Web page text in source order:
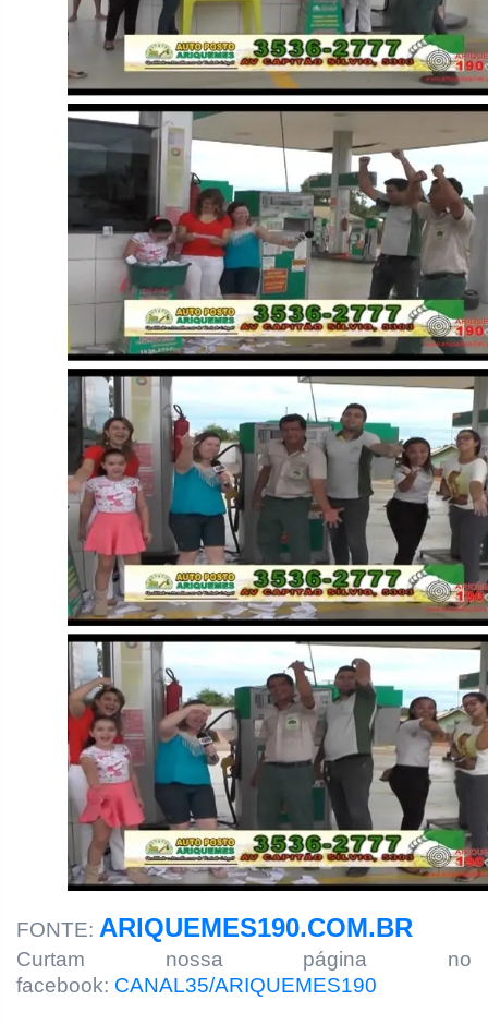
FONTE: ARIQUEMES190.COM.BR
Curtam nossa página no
facebook: CANAL35/ARIQUEMES190